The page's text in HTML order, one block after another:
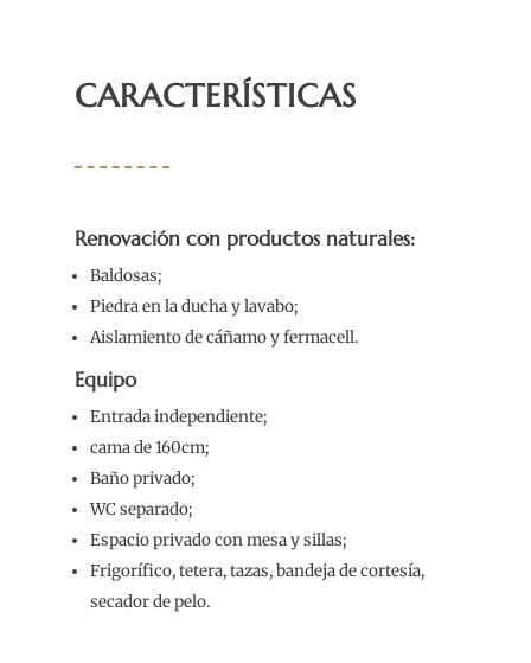
CARACTERÍSTICAS
Renovación con productos naturales:
Baldosas;
Piedra en la ducha y lavabo;
Aislamiento de cáñamo y fermacell.
Equipo
Entrada independiente;
cama de 160cm;
Baño privado;
WC separado;
Espacio privado con mesa y sillas;
Frigorífico, tetera, tazas, bandeja de cortesía,
secador de pelo.